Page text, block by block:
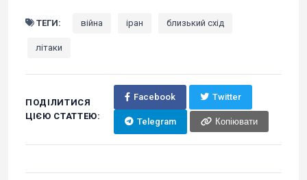
ТЕГИ: війна іран близький схід
літаки
ПОДІЛИТИСЯ
ЦІЄЮ СТАТТЕЮ:
Facebook Twitter
Telegram Копіювати